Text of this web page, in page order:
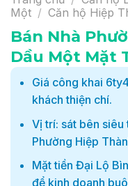
Một / Căn hộ Hiệp
Bán Nhà
Dầu Một Mặt
Giá công khai
khách thiện chí.
Vị trí: sát bên siêu
Phường Hiệp
Mặt tiền Đại Lộ
để kinh doanh